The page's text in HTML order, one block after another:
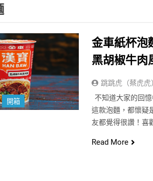
開箱
金車紙杯泡
黑胡椒牛肉
跳跳虎（蔡虎虎
不知道大家的回
這款泡麵，都懷疑
友都覺得很讚！喜
Read More